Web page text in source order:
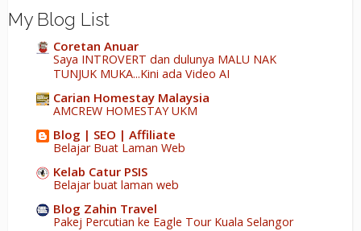
My Blog List
Coretan Anuar
Saya INTROVERT dan dulunya MALU NAK
TUNJUK MUKA...Kini ada Video AI
Carian Homestay Malaysia
AMCREW HOMESTAY UKM
Blog | SEO | Affiliate
Belajar Buat Laman Web
Kelab Catur PSIS
Belajar buat laman web
Blog Zahin Travel
Pakej Percutian ke Eagle Tour Kuala Selangor